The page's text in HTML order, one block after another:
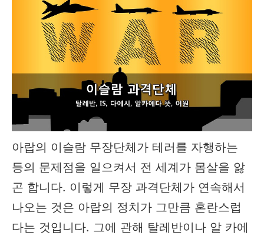
아랍의 이슬람 무장단체가 테러를 자행하는
등의 문제점을 일으켜서 전 세계가 몸살을 앓
곤 합니다. 이렇게 무장 과격단체가 연속해서
나오는 것은 아랍의 정치가 그만큼 혼란스럽
다는 것입니다. 그에 관해 탈레반이나 알 카에